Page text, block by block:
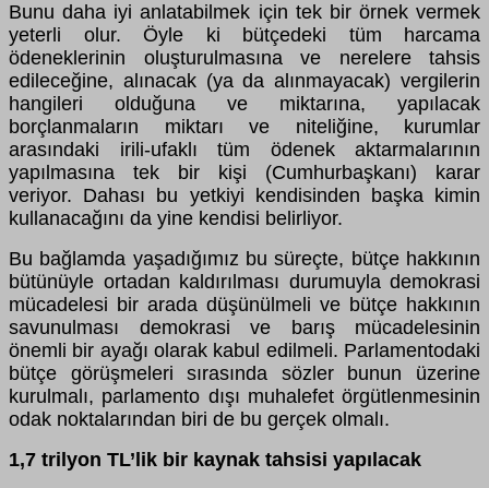
Bunu daha iyi anlatabilmek için tek bir örnek vermek
yeterli olur. Öyle ki bütçedeki tüm harcama
ödeneklerinin oluşturulmasına ve nerelere tahsis
edileceğine, alınacak (ya da alınmayacak) vergilerin
hangileri olduğuna ve miktarına, yapılacak
borçlanmaların miktarı ve niteliğine, kurumlar
arasındaki irili-ufaklı tüm ödenek aktarmalarının
yapılmasına tek bir kişi (Cumhurbaşkanı) karar
veriyor. Dahası bu yetkiyi kendisinden başka kimin
kullanacağını da yine kendisi belirliyor.
Bu bağlamda yaşadığımız bu süreçte, bütçe hakkının
bütünüyle ortadan kaldırılması durumuyla demokrasi
mücadelesi bir arada düşünülmeli ve bütçe hakkının
savunulması demokrasi ve barış mücadelesinin
önemli bir ayağı olarak kabul edilmeli. Parlamentodaki
bütçe görüşmeleri sırasında sözler bunun üzerine
kurulmalı, parlamento dışı muhalefet örgütlenmesinin
odak noktalarından biri de bu gerçek olmalı.
1,7 trilyon TL’lik bir kaynak tahsisi yapılacak